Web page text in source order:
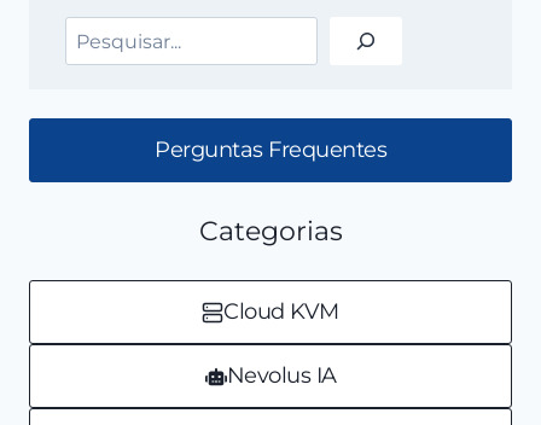
Pesquisar
Perguntas Frequentes
Categorias
Cloud KVM
Nevolus IA